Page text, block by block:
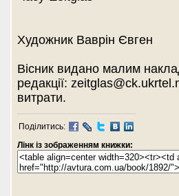
Художник Ваврін Євген
Вісник видано малим
редакції:
витрати.
Поділитись:
Лінк із зображенням книжки: